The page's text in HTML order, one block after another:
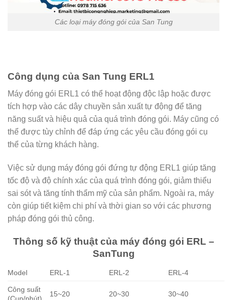
Các loại máy đóng gói của San Tung
Công dụng của San Tung ERL1
Máy đóng gói ERL1 có thể hoạt động độc lập hoặc được
tích hợp vào các dây chuyền sản xuất tự động để tăng
năng suất và hiệu quả của quá trình đóng gói. Máy cũng có
thể được tùy chỉnh để đáp ứng các yêu cầu đóng gói cụ
thể của từng khách hàng.
Việc sử dụng máy đóng gói đứng tự động ERL1 giúp tăng
tốc độ và độ chính xác của quá trình đóng gói, giảm thiểu
sai sót và tăng tính thẩm mỹ của sản phẩm. Ngoài ra, máy
còn giúp tiết kiệm chi phí và thời gian so với các phương
pháp đóng gói thủ công.
Thông số kỹ thuật của máy đóng gói ERL –
SanTung
Model ERL-1 ERL-2 ERL-4
Công suất
15~20 20~30 30~40